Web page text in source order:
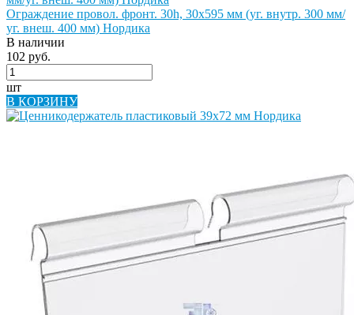
Ограждение провол. фронт. 30h, 30х595 мм (уг. внутр. 300 мм/
уг. внеш. 400 мм) Нордика
В наличии
102 руб.
шт
В КОРЗИНУ